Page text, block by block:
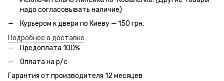
надо согласовывать наличие)
Курьером к двери по Киеву — 150 грн.
Подробнее о доставке
Предоплата 100%
Оплата на р/с
Гарантия от производителя 12 месяцев